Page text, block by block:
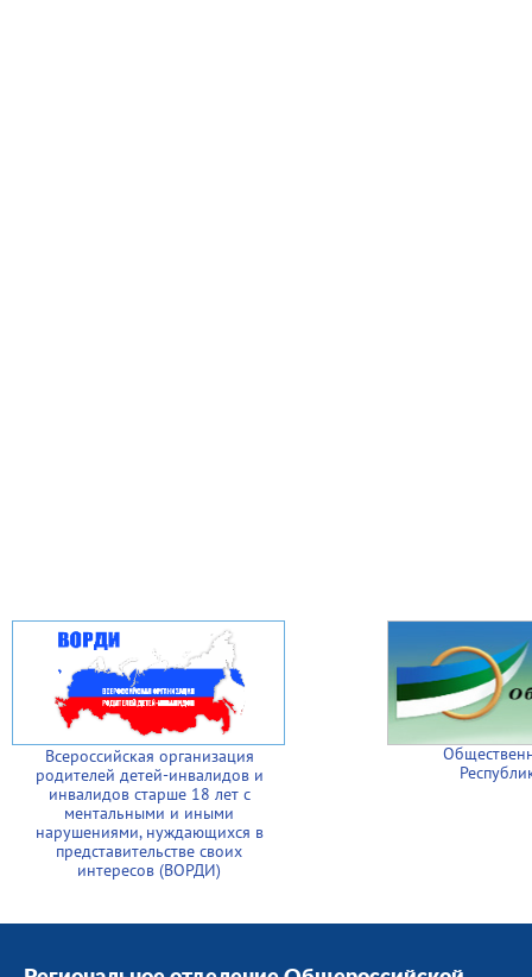
Всероссийская организация
родителей детей-инвалидов и
инвалидов старше 18 лет с
ментальными и иными
нарушениями, нуждающихся в
представительстве своих
интересов (ВОРДИ)